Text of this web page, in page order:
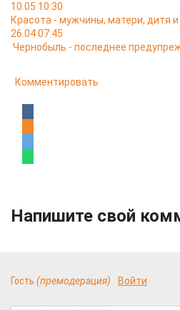
10.05 10:30
Красота - мужчины, матери, дитя
26.04 07:45
Чернобыль - последнее
Комментировать
Напишите свой
Гость (премодерация) Войти